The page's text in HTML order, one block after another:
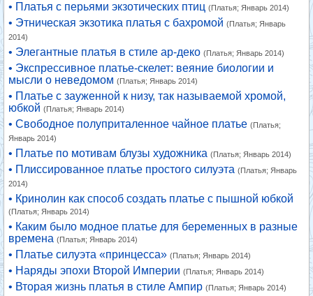
• Платья с перьями экзотических птиц (Платья; Январь 2014)
• Этническая экзотика платья с бахромой (Платья; Январь
2014)
• Элегантные платья в стиле ар-деко (Платья; Январь 2014)
• Экспрессивное платье-скелет: веяние биологии и
мысли о неведомом (Платья; Январь 2014)
• Платье с зауженной к низу, так называемой хромой,
юбкой (Платья; Январь 2014)
• Свободное полуприталенное чайное платье (Платья;
Январь 2014)
• Платье по мотивам блузы художника (Платья; Январь 2014)
• Плиссированное платье простого силуэта (Платья; Январь
2014)
• Кринолин как способ создать платье с пышной юбкой
(Платья; Январь 2014)
• Каким было модное платье для беременных в разные
времена (Платья; Январь 2014)
• Платье силуэта «принцесса» (Платья; Январь 2014)
• Наряды эпохи Второй Империи (Платья; Январь 2014)
• Вторая жизнь платья в стиле Ампир (Платья; Январь 2014)